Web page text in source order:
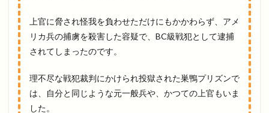
上官に脅され怪我を負わせただけにもかかわらず、アメ
リカ兵の捕虜を殺害した容疑で、BC級戦犯として逮捕
されてしまったのです。
理不尽な戦犯裁判にかけられ投獄された巣鴨プリズンで
は、自分と同じような元一般兵や、かつての上官もいま
した。